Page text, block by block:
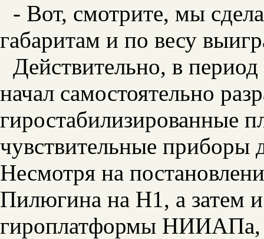
- Вот, смотрите, мы
габаритам и по весу
Действительно, в
начал самостоятельно
гиростабилизированные
чувствительные приборы
Несмотря на
Пилюгина на Н1, а затем
гироплатформы НИИАПа,